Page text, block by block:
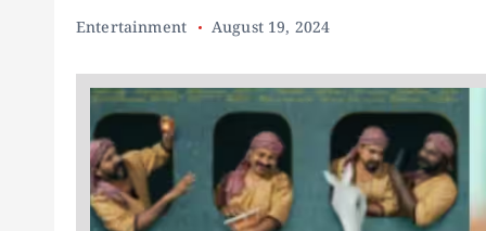
Entertainment August 19, 2024